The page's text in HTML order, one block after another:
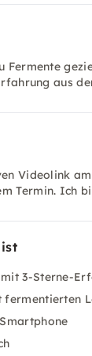
Fermente
aus
Videolink
Termin. Ich
3-Sterne-